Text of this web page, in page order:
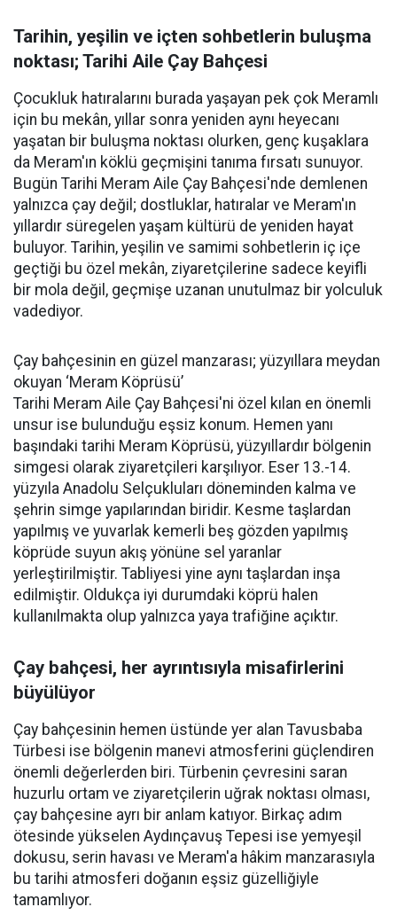
Tarihin, yeşilin ve içten sohbetlerin buluşma
noktası; Tarihi Aile Çay Bahçesi
Çocukluk hatıralarını burada yaşayan pek çok Meramlı
için bu mekân, yıllar sonra yeniden aynı heyecanı
yaşatan bir buluşma noktası olurken, genç kuşaklara
da Meram'ın köklü geçmişini tanıma fırsatı sunuyor.
Bugün Tarihi Meram Aile Çay Bahçesi'nde demlenen
yalnızca çay değil; dostluklar, hatıralar ve Meram'ın
yıllardır süregelen yaşam kültürü de yeniden hayat
buluyor. Tarihin, yeşilin ve samimi sohbetlerin iç içe
geçtiği bu özel mekân, ziyaretçilerine sadece keyifli
bir mola değil, geçmişe uzanan unutulmaz bir yolculuk
vadediyor.
Çay bahçesinin en güzel manzarası; yüzyıllara meydan
okuyan ‘Meram Köprüsü’
Tarihi Meram Aile Çay Bahçesi'ni özel kılan en önemli
unsur ise bulunduğu eşsiz konum. Hemen yanı
başındaki tarihi Meram Köprüsü, yüzyıllardır bölgenin
simgesi olarak ziyaretçileri karşılıyor. Eser 13.-14.
yüzyıla Anadolu Selçukluları döneminden kalma ve
şehrin simge yapılarından biridir. Kesme taşlardan
yapılmış ve yuvarlak kemerli beş gözden yapılmış
köprüde suyun akış yönüne sel yaranlar
yerleştirilmiştir. Tabliyesi yine aynı taşlardan inşa
edilmiştir. Oldukça iyi durumdaki köprü halen
kullanılmakta olup yalnızca yaya trafiğine açıktır.
Çay bahçesi, her ayrıntısıyla misafirlerini
büyülüyor
Çay bahçesinin hemen üstünde yer alan Tavusbaba
Türbesi ise bölgenin manevi atmosferini güçlendiren
önemli değerlerden biri. Türbenin çevresini saran
huzurlu ortam ve ziyaretçilerin uğrak noktası olması,
çay bahçesine ayrı bir anlam katıyor. Birkaç adım
ötesinde yükselen Aydınçavuş Tepesi ise yemyeşil
dokusu, serin havası ve Meram'a hâkim manzarasıyla
bu tarihi atmosferi doğanın eşsiz güzelliğiyle
tamamlıyor.